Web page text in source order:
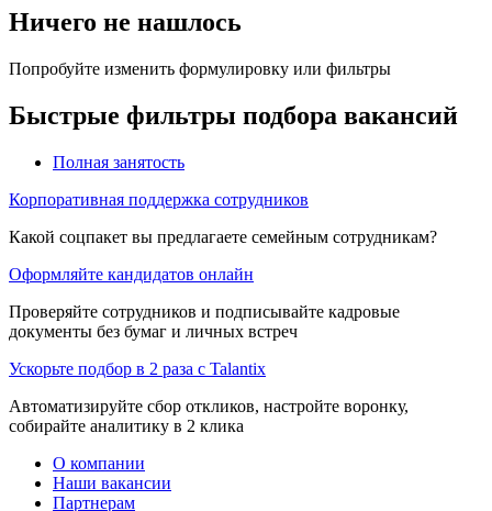
Ничего не нашлось
Попробуйте изменить формулировку или фильтры
Быстрые фильтры подбора вакансий
Полная занятость
Корпоративная поддержка сотрудников
Какой соцпакет вы предлагаете семейным сотрудникам?
Оформляйте кандидатов онлайн
Проверяйте сотрудников и подписывайте кадровые
документы без бумаг и личных встреч
Ускорьте подбор в 2 раза с Talantix
Автоматизируйте сбор откликов, настройте воронку,
собирайте аналитику в 2 клика
О компании
Наши вакансии
Партнерам